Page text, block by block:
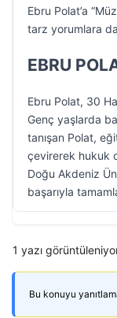
Ebru Polat’a
tarz yorumlara da
EBRU
Ebru Polat, 30
Genç yaşlarda
tanışan Polat,
çevirerek hukuk
Doğu Akdeniz
başarıyla
1 yazı
Bu konuyu